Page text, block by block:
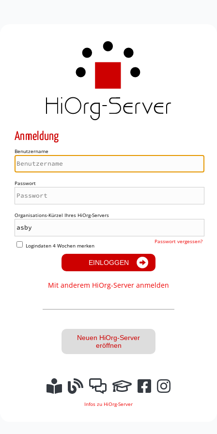
Anmeldung
Benutzername
Passwort
Organisations-Kürzel Ihres HiOrg-Servers
Logindaten 4 Wochen merken
Passwort vergessen?
EINLOGGEN
Mit anderem HiOrg-Server anmelden
Neuen HiOrg-Server
eröffnen
Infos zu HiOrg-Server